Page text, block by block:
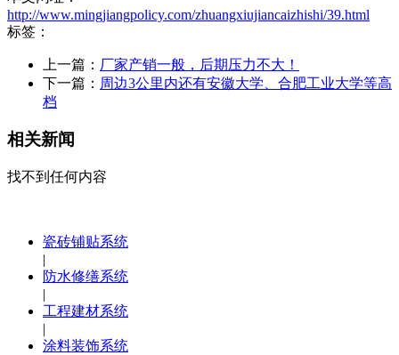
http://www.mingjiangpolicy.com/zhuangxiujiancaizhishi/39.html
标签：
上一篇： 厂家产销一般，后期压力不大！
下一篇： 周边3公里内还有安徽大学、合肥工业大学等高
档
相关新闻
找不到任何内容
瓷砖铺贴系统
|
防水修缮系统
|
工程建材系统
|
涂料装饰系统